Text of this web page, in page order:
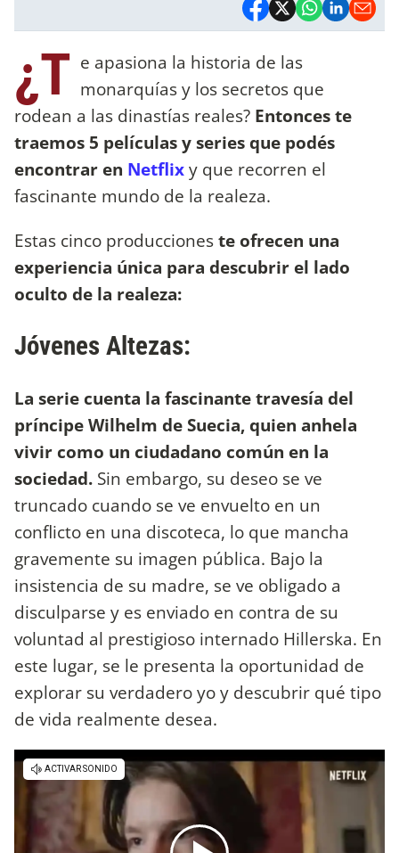
¿T e apasiona la historia de las
monarquías y los secretos que
rodean a las dinastías reales? Entonces te
traemos 5 películas y series que podés
encontrar en Netflixy que recorren el
fascinante mundo de la realeza.
Estas cinco produccioneste ofrecen una
experiencia única para descubrir el lado
oculto de la realeza:
Jóvenes Altezas:
La serie cuenta la fascinante travesía del
príncipe Wilhelm de Suecia, quien anhela
vivir como un ciudadano común en la
sociedad. Sin embargo, su deseo se ve
truncado cuando se ve envuelto en un
conflicto en una discoteca, lo que mancha
gravemente su imagen pública. Bajo la
insistencia de su madre, se ve obligado a
disculparse y es enviado en contra de su
voluntad al prestigioso internado Hillerska. En
este lugar, se le presenta la oportunidad de
explorar su verdadero yo y descubrir qué tipo
de vida realmente desea.